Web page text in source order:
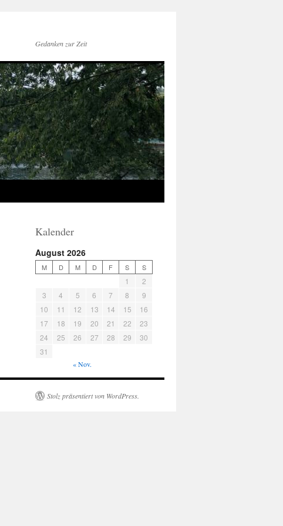
Gedanken zur Zeit
Kalender
August 2026
M D M D F S S
1
2
3
4 5 6 7 8
9
10
11 12 13 14 15
16
17
18 19 20 21 22
23
24
25 26 27 28 29
30
31
« Nov.
Stolz präsentiert von WordPress.